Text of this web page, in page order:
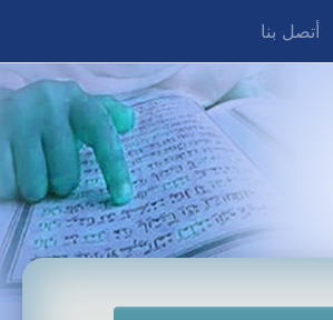
أتصل بنا